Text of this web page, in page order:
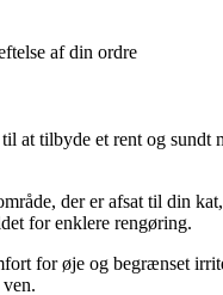
af din ordre
at tilbyde et rent og
der er afsat til din
for enklere rengøring.
for øje og begrænset